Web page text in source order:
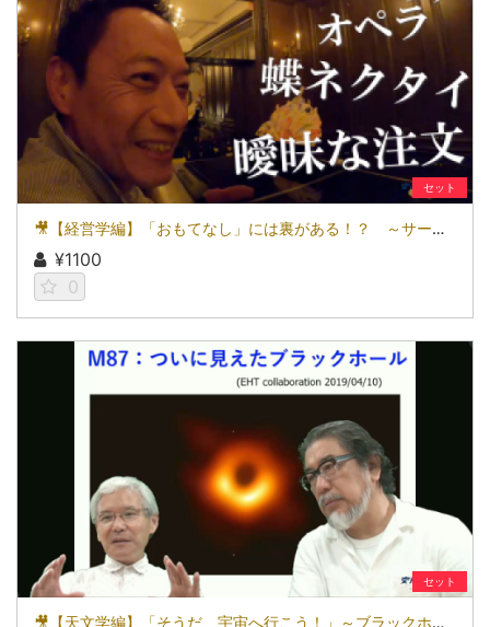
セット
🎥【経営学編】「おもてなし」には裏がある！？ ～サービスにおける弁証法的闘争～
¥1100
0
セット
🎥【天文学編】「そうだ、宇宙へ行こう！」～ブラックホールとバリアフリーとの意外な接点～